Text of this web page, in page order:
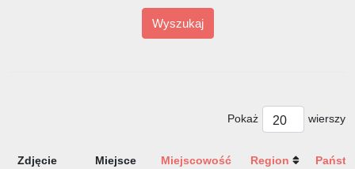
Wyszukaj
Pokaż wierszy
Zdjęcie Miejsce Miejscowość Region